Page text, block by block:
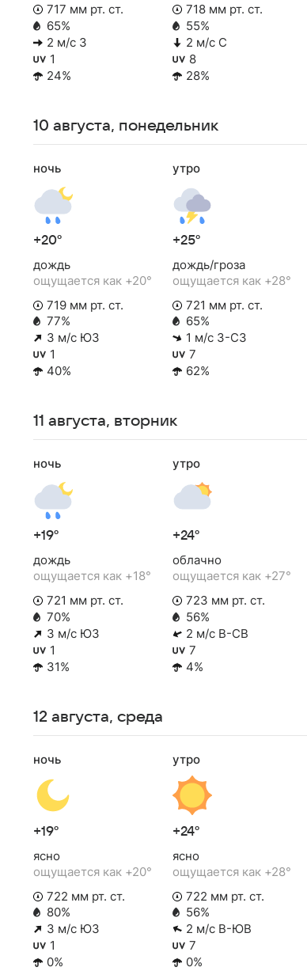
717 мм рт. ст.
65%
2 м/с З
1
24%
718 мм рт. ст.
55%
2 м/с С
8
28%
10 августа, понедельник
ночь
+20°
дождь
ощущается как +20°
719 мм рт. ст.
77%
3 м/с ЮЗ
1
40%
утро
+25°
дождь/гроза
ощущается как +28°
721 мм рт. ст.
65%
1 м/с З-СЗ
7
62%
11 августа, вторник
ночь
+19°
дождь
ощущается как +18°
721 мм рт. ст.
70%
3 м/с ЮЗ
1
31%
утро
+24°
облачно
ощущается как +27°
723 мм рт. ст.
56%
2 м/с В-СВ
7
4%
12 августа, среда
ночь
+19°
ясно
ощущается как +20°
722 мм рт. ст.
80%
3 м/с ЮЗ
1
0%
утро
+24°
ясно
ощущается как +28°
722 мм рт. ст.
56%
2 м/с В-ЮВ
7
0%